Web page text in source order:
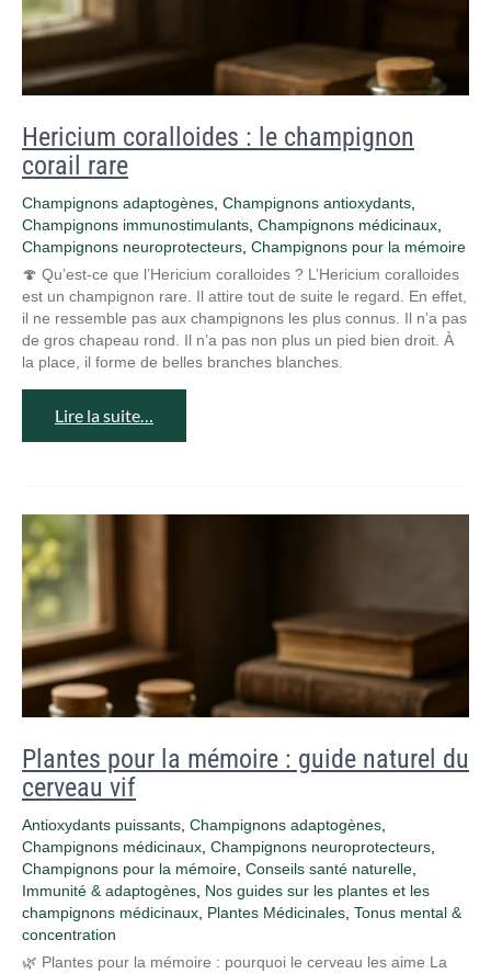
Hericium coralloides : le champignon
corail rare
Champignons adaptogènes Champignons antioxydants
Champignons immunostimulants Champignons médicinaux
Champignons neuroprotecteurs Champignons pour la mémoire
🍄 Qu’est-ce que l’Hericium coralloides ? L’Hericium coralloides
est un champignon rare. Il attire tout de suite le regard. En effet,
il ne ressemble pas aux champignons les plus connus. Il n’a pas
de gros chapeau rond. Il n’a pas non plus un pied bien droit. À
la place, il forme de belles branches blanches.
Lire la suite…
Plantes pour la mémoire : guide naturel du
cerveau vif
Antioxydants puissants Champignons adaptogènes
Champignons médicinaux Champignons neuroprotecteurs
Champignons pour la mémoire Conseils santé naturelle
Immunité & adaptogènes Nos guides sur les plantes et les
champignons médicinaux Plantes Médicinales Tonus mental &
concentration
🌿 Plantes pour la mémoire : pourquoi le cerveau les aime La